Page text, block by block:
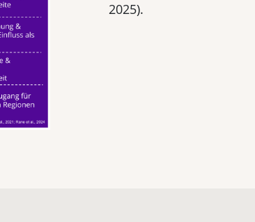
2025).